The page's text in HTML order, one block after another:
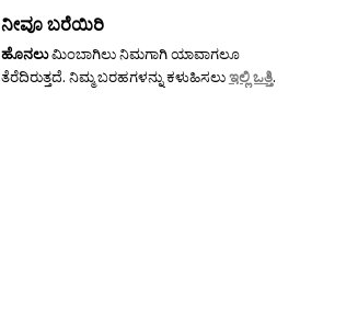
ನೀವೂ ಬರೆಯಿರಿ
ಹೊನಲುಮಿಂಬಾಗಿಲು ನಿಮಗಾಗಿ ಯಾವಾಗಲೂ
ತೆರೆದಿರುತ್ತದೆ. ನಿಮ್ಮ ಬರಹಗಳನ್ನು ಕಳುಹಿಸಲುಇಲ್ಲಿ ಒತ್ತಿ.